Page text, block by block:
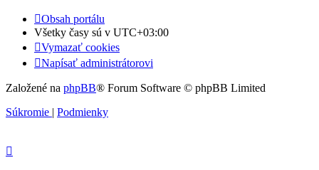
Obsah portálu
Všetky časy sú v UTC+03:00
Vymazať cookies
Napísať administrátorovi
Založené na phpBB® Forum Software © phpBB Limited
Súkromie
Podmienky